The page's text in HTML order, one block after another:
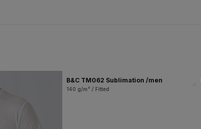
B&C TM062 Sublimation /men
140 g/m² / Fitted